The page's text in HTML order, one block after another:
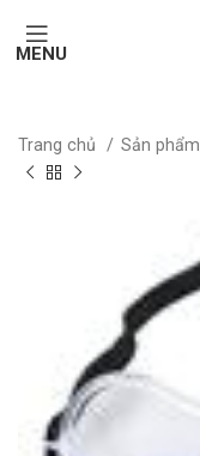
MENU
Trang chủ Sản phẩm